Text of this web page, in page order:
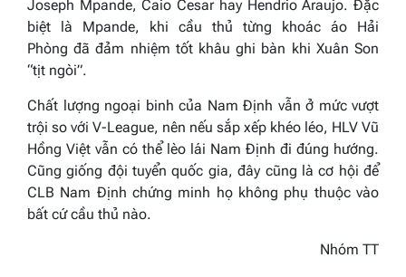
Joseph Mpande, Caio Cesar hay Hendrio Araujo. Đặc
biệt là Mpande, khi cầu thủ từng khoác áo Hải
Phòng đã đảm nhiệm tốt khâu ghi bàn khi Xuân Son
“tịt ngòi”.
Chất lượng ngoại binh của Nam Định vẫn ở mức vượt
trội so với V-League, nên nếu sắp xếp khéo léo, HLV Vũ
Hồng Việt vẫn có thể lèo lái Nam Định đi đúng hướng.
Cũng giống đội tuyển quốc gia, đây cũng là cơ hội để
CLB Nam Định chứng minh họ không phụ thuộc vào
bất cứ cầu thủ nào.
Nhóm TT